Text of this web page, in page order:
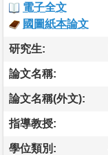
電子全文
國圖紙本論文
研究生:
論文名稱:
論文名稱(外文):
指導教授:
學位類別: